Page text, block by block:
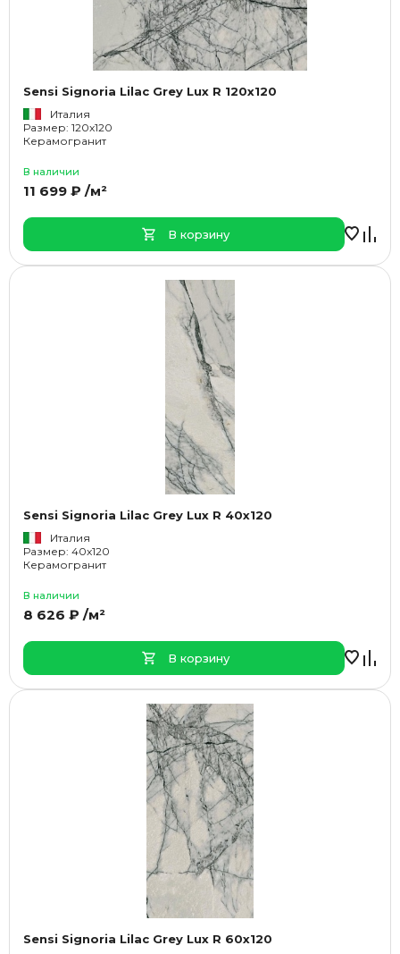
Sensi Signoria Lilac Grey Lux R 120x120
Италия
Размер: 120x120
Керамогранит
В наличии
11 699 ₽ /м²
В корзину
Sensi Signoria Lilac Grey Lux R 40x120
Италия
Размер: 40x120
Керамогранит
В наличии
8 626 ₽ /м²
В корзину
Sensi Signoria Lilac Grey Lux R 60x120